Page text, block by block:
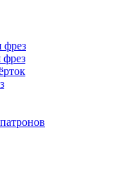
фрез
фрез